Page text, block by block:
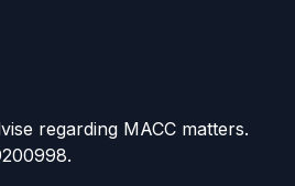
regarding MACC matters.